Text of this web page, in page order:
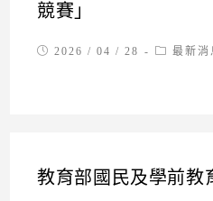
競賽」
Post2026 / 04 / 28
Post最新消
教育部國民及學前教